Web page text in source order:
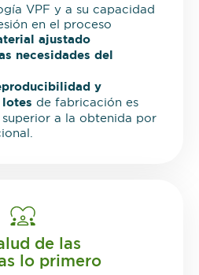
VPF y a su capacidad
en el proceso
ajustado
necesidades del
y
de fabricación es
a la obtenida por
de las
lo primero